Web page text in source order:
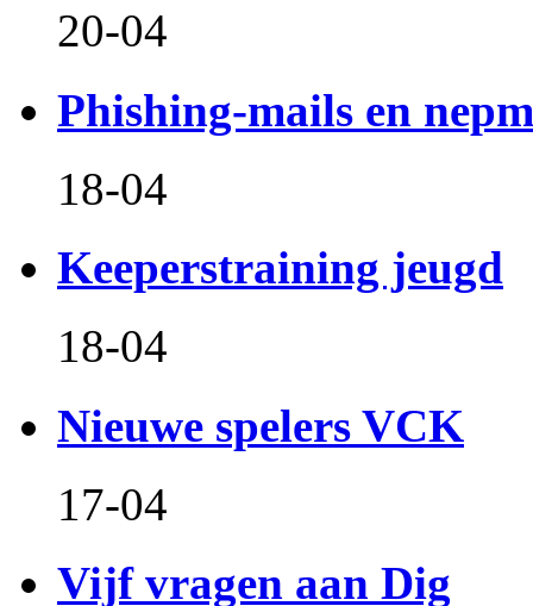
20-04
Phishing-mails en
18-04
Keeperstraining jeugd
18-04
Nieuwe spelers VCK
17-04
Vijf vragen aan Dig